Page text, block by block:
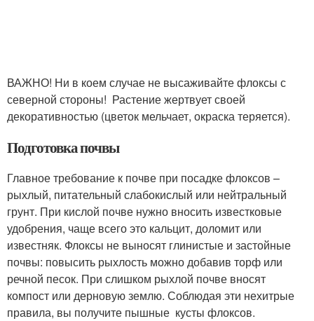
ВАЖНО! Ни в коем случае не высаживайте флоксы с
северной стороны! Растение жертвует своей
декоративностью (цветок мельчает, окраска теряется).
Подготовка почвы
Главное требование к почве при посадке флоксов –
рыхлый, питательный слабокислый или нейтральный
грунт. При кислой почве нужно вносить известковые
удобрения, чаще всего это кальцит, доломит или
известняк. Флоксы не выносят глинистые и застойные
почвы: повысить рыхлость можно добавив торф или
речной песок. При слишком рыхлой почве вносят
компост или дерновую землю. Соблюдая эти нехитрые
правила, вы получите пышные кусты флоксов.